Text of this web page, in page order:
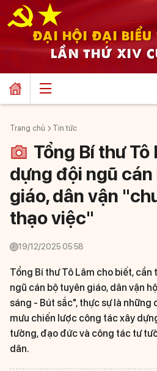
ĐẠI HỘI ĐẠI BIỂU
LẦN THỨ XIV
Trang chủ Tin tức
Tổng Bí thư Tô
dựng đội ngũ
giáo, dân vận
thạo việc"
19/12/2025 05:58
Tổng Bí thư Tô Lâm cho biết,
ngũ cán bộ tuyên giáo, dân vận
sáng - Bút sắc", thực sự là những
mưu chiến lược công tác xây
tưởng, đạo đức và công tác tư
dân.